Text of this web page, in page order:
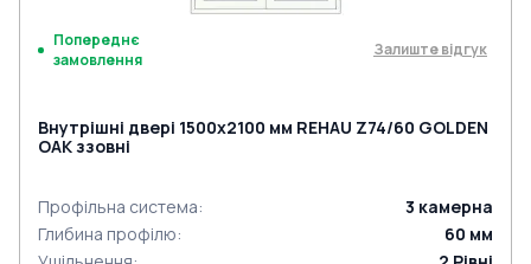
Попереднє
замовлення
Залиште відгук
Внутрішні двері 1500x2100 мм REHAU Z74/60 GOLDEN
OAK ззовні
Профільна система: 3 камерна
Глибина профілю: 60 мм